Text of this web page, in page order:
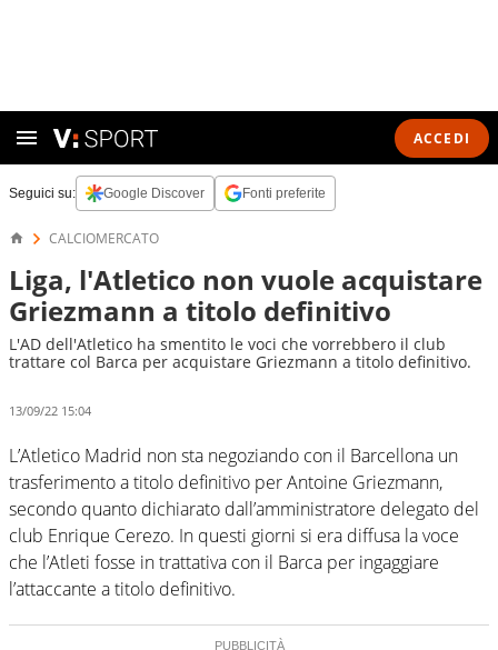
ACCEDI
Seguici su: Google Discover Fonti preferite
CALCIOMERCATO
Liga, l'Atletico non vuole acquistare
Griezmann a titolo definitivo
L'AD dell'Atletico ha smentito le voci che vorrebbero il club
trattare col Barca per acquistare Griezmann a titolo definitivo.
13/09/22 15:04
L’Atletico Madrid non sta negoziando con il Barcellona un
trasferimento a titolo definitivo per Antoine Griezmann,
secondo quanto dichiarato dall’amministratore delegato del
club Enrique Cerezo. In questi giorni si era diffusa la voce
che l’Atleti fosse in trattativa con il Barca per ingaggiare
l’attaccante a titolo definitivo.